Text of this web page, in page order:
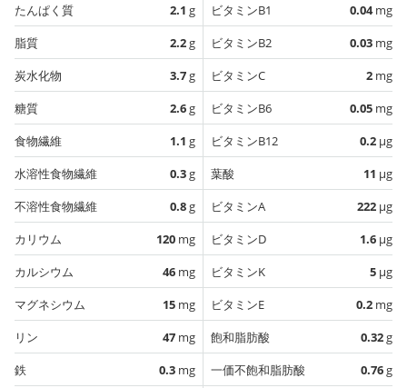
たんぱく質
2.1 g
脂質
2.2g
炭水化物
3.7g
糖質
2.6g
食物繊維
1.1 g
水溶性食物繊維
0.3g
不溶性食物繊維
0.8g
カリウム
120 mg
カルシウム
46 mg
マグネシウム
15 mg
リン
47 mg
鉄
0.3 mg
ビタミンB1
0.04mg
ビタミンB2
0.03 mg
ビタミンC
2 mg
ビタミンB6
0.05 mg
ビタミンB12
0.2 µg
葉酸
11 µg
ビタミンA
222 µg
ビタミンD
1.6 µg
ビタミンK
5 µg
ビタミンE
0.2 mg
飽和脂肪酸
0.32g
一価不飽和脂肪酸
0.76g